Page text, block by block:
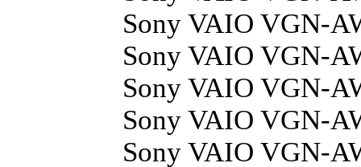
Sony VAIO VGN-
Sony VAIO VGN-
Sony VAIO VGN-
Sony VAIO VGN-
Sony VAIO VGN-